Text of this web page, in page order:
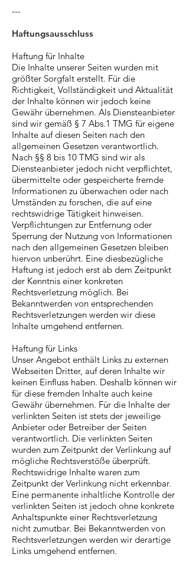
---
Haftungsausschluss
Haftung für Inhalte
Die Inhalte unserer Seiten wurden mit
größter Sorgfalt erstellt. Für die
Richtigkeit, Vollständigkeit und Aktualität
der Inhalte können wir jedoch keine
Gewähr übernehmen. Als Diensteanbieter
sind wir gemäß § 7 Abs.1 TMG für eigene
Inhalte auf diesen Seiten nach den
allgemeinen Gesetzen verantwortlich.
Nach §§ 8 bis 10 TMG sind wir als
Diensteanbieter jedoch nicht verpflichtet,
übermittelte oder gespeicherte fremde
Informationen zu überwachen oder nach
Umständen zu forschen, die auf eine
rechtswidrige Tätigkeit hinweisen.
Verpflichtungen zur Entfernung oder
Sperrung der Nutzung von Informationen
nach den allgemeinen Gesetzen bleiben
hiervon unberührt. Eine diesbezügliche
Haftung ist jedoch erst ab dem Zeitpunkt
der Kenntnis einer konkreten
Rechtsverletzung möglich. Bei
Bekanntwerden von entsprechenden
Rechtsverletzungen werden wir diese
Inhalte umgehend entfernen.
Haftung für Links
Unser Angebot enthält Links zu externen
Webseiten Dritter, auf deren Inhalte wir
keinen Einfluss haben. Deshalb können wir
für diese fremden Inhalte auch keine
Gewähr übernehmen. Für die Inhalte der
verlinkten Seiten ist stets der jeweilige
Anbieter oder Betreiber der Seiten
verantwortlich. Die verlinkten Seiten
wurden zum Zeitpunkt der Verlinkung auf
mögliche Rechtsverstöße überprüft.
Rechtswidrige Inhalte waren zum
Zeitpunkt der Verlinkung nicht erkennbar.
Eine permanente inhaltliche Kontrolle der
verlinkten Seiten ist jedoch ohne konkrete
Anhaltspunkte einer Rechtsverletzung
nicht zumutbar. Bei Bekanntwerden von
Rechtsverletzungen werden wir derartige
Links umgehend entfernen.